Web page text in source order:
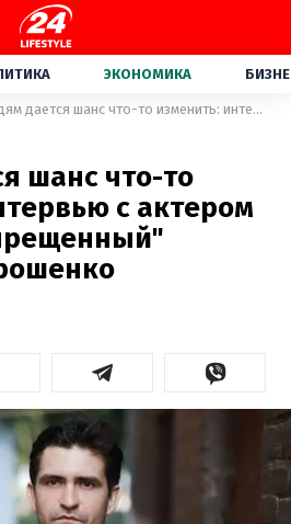
ЭКОНОМИКА
Людям дается шанс что-то изменить: интервью с актером фильма "Запрещенный" Дмитрием Ярошенко
шанс что-то
с актером